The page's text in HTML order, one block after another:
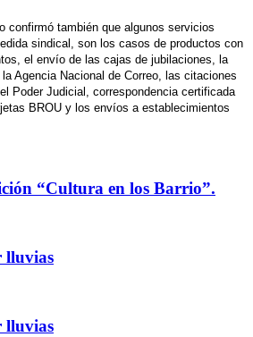
confirmó también que algunos servicios
sindical, son los casos de productos con
el envío de las cajas de jubilaciones, la
Agencia Nacional de Correo, las citaciones
Poder Judicial, correspondencia certificada
BROU y los envíos a establecimientos
“Cultura en los Barrio”.
lluvias
lluvias